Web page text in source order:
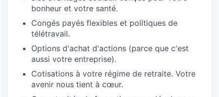
bonheur et votre santé.
Congés payés flexibles et politiques de
télétravail.
Options d'achat d'actions (parce que c'est
aussi votre entreprise).
Cotisations à votre régime de retraite. Votre
avenir nous tient à cœur.